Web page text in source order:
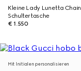
Kleine Lady Lunetta Chain
Schultertasche
€ 1.550
Mit Initialen personalisieren